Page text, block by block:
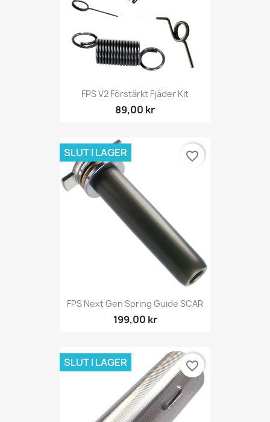
FPS V2 Förstärkt Fjäder Kit
89,00 kr
FPS Next Gen Spring Guide SCAR
199,00 kr
SLUT I LAGER favorite_border
SLUT I LAGER favorite_border